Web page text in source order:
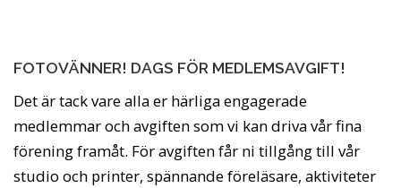
FOTOVÄNNER! DAGS FÖR MEDLEMSAVGIFT!
Det är tack vare alla er härliga engagerade
medlemmar och avgiften som vi kan driva vår fina
förening framåt. För avgiften får ni tillgång till vår
studio och printer, spännande föreläsare, aktiviteter